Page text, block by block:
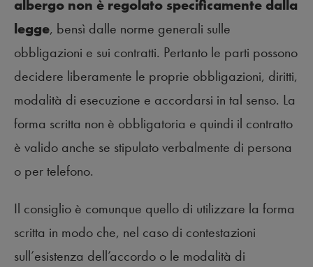
albergo non è regolato specificamente dalla
legge, bensì dalle norme generali sulle
obbligazioni e sui contratti. Pertanto le parti possono
decidere liberamente le proprie obbligazioni, diritti,
modalità di esecuzione e accordarsi in tal senso. La
forma scritta non è obbligatoria e quindi il contratto
è valido anche se stipulato verbalmente di persona
o per telefono.
Il consiglio è comunque quello di utilizzare la forma
scritta in modo che, nel caso di contestazioni
sull’esistenza dell’accordo o le modalità di